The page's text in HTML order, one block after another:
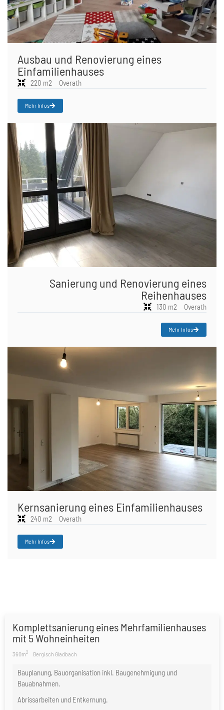
Ausbau und Renovierung eines
Einfamilienhauses
220 m2 Overath
Mehr Infos
Sanierung und Renovierung eines
Reihenhauses
130 m2 Overath
Mehr Infos
Kernsanierung eines Einfamilienhauses
240 m2 Overath
Mehr Infos
Komplettsanierung eines Mehrfamilienhauses
mit 5 Wohneinheiten
360m2 Bergisch Gladbach
Bauplanung, Bauorganisation inkl. Baugenehmigung und
Bauabnahmen.
Abrissarbeiten und Entkernung.